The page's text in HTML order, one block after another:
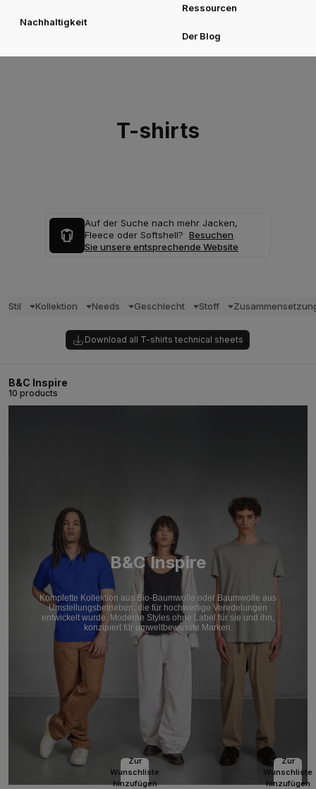
Nachhaltigkeit
Ressourcen
Der Blog
T-shirts
Auf der Suche nach mehr Jacken,
Fleece oder Softshell? Besuchen
Sie unsere entsprechende Website
Stil Kollektion Needs Geschlecht Stoff
Download all T-shirts technical sheets
B&C Inspire
10 products
B&C Inspire
Komplette Kollektion aus Bio-Baumwolle oder Baumwolle aus
Umstellungsbetrieben, die für hochwertige Veredelungen
entwickelt wurde. Moderne Styles ohne Label für sie und ihn,
konzipiert für umweltbewusste Marken.
Zur
Wunschliste
hinzufügen
Zur
Wunschliste
hinzufügen